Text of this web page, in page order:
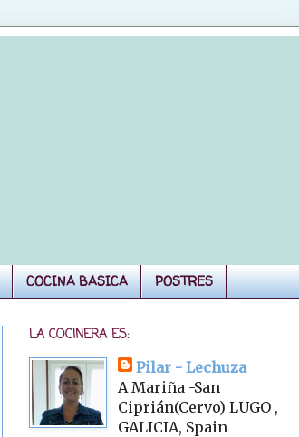
COCINA BASICA POSTRES
LA COCINERA ES:
Pilar - Lechuza
A Mariña -San
Ciprián(Cervo) LUGO ,
GALICIA, Spain